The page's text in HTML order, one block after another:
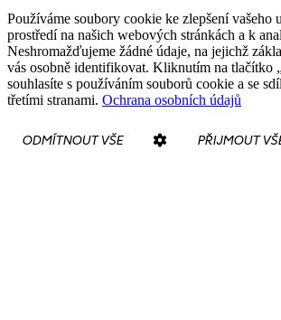
Používáme soubory cookie ke zlepšení vašeho
prostředí na našich webových stránkách a k
Neshromažďujeme žádné údaje, na jejichž
vás osobně identifikovat. Kliknutím na tlačítko
souhlasíte s používáním souborů cookie a se
třetími stranami. Ochrana osobních údajů
ODMÍTNOUT VŠE PŘIJMOUT